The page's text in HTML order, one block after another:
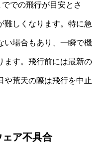
での飛行が目安とさ
難しくなります。特に急
い場合もあり、一瞬で機
ます。飛行前には最新の
や荒天の際は飛行を中止
ア不具合